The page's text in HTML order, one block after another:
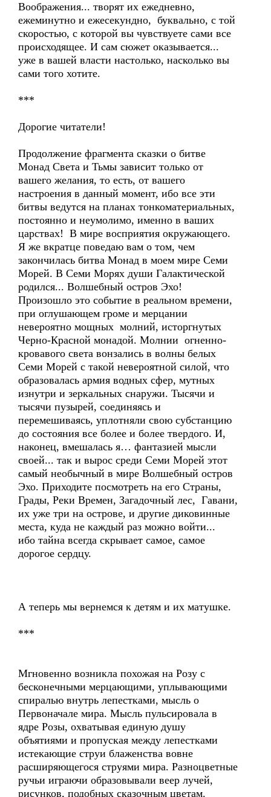
Воображения... творят их ежедневно,
ежеминутно и ежесекундно, буквально, с той
скоростью, с которой вы чувствуете сами все
происходящее. И сам сюжет оказывается...
уже в вашей власти настолько, насколько вы
сами того хотите.
***
Дорогие читатели!
Продолжение фрагмента сказки о битве
Монад Света и Тьмы зависит только от
вашего желания, то есть, от вашего
настроения в данный момент, ибо все эти
битвы ведутся на планах тонкоматериальных,
постоянно и неумолимо, именно в ваших
царствах! В мире восприятия окружающего.
Я же вкратце поведаю вам о том, чем
закончилась битва Монад в моем мире Семи
Морей. В Семи Морях души Галактической
родился... Волшебный остров Эхо!
Произошло это событие в реальном времени,
при оглушающем громе и мерцании
невероятно мощных молний, исторгнутых
Черно-Красной монадой. Молнии огненно-
кровавого света вонзались в волны белых
Семи Морей с такой невероятной силой, что
образовалась армия водных сфер, мутных
изнутри и зеркальных снаружи. Тысячи и
тысячи пузырей, соединяясь и
перемешиваясь, уплотняли свою субстанцию
до состояния все более и более твердого. И,
наконец, вмешалась я… фантазией мысли
своей... так и вырос среди Семи Морей этот
самый необычный в мире Волшебный остров
Эхо. Приходите посмотреть на его Страны,
Грады, Реки Времен, Загадочный лес, Гавани,
их уже три на острове, и другие диковинные
места, куда не каждый раз можно войти...
ибо тайна всегда скрывает самое, самое
дорогое сердцу.
А теперь мы вернемся к детям и их матушке.
***
Мгновенно возникла похожая на Розу с
бесконечными мерцающими, уплывающими
спиралью внутрь лепестками, мысль о
Первоначале мира. Мысль пульсировала в
ядре Розы, охватывая единую душу
объятиями и пропуская между лепестками
истекающие струи блаженства вовне
расширяющегося струями мира. Разноцветные
ручьи играючи образовывали веер лучей,
рисунков, подобных сказочным цветам.